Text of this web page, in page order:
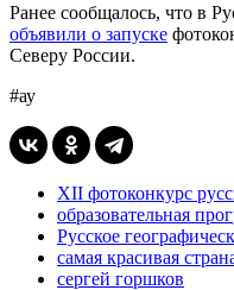
Ранее сообщалось, что в
объявили о запуске
Северу России.
#ау
XII фотоконкурс
образовательная
Русское
самая красивая
сергей горшков